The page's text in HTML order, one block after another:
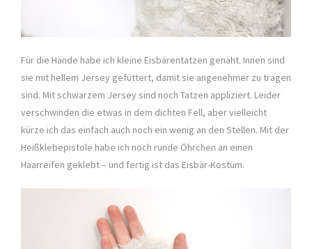
Für die Hände habe ich kleine Eisbärentatzen genäht. Innen sind
sie mit hellem Jersey gefüttert, damit sie angenehmer zu tragen
sind. Mit schwarzem Jersey sind noch Tatzen appliziert. Leider
verschwinden die etwas in dem dichten Fell, aber vielleicht
kürze ich das einfach auch noch ein wenig an den Stellen. Mit der
Heißklebepistole habe ich noch runde Öhrchen an einen
Haarreifen geklebt – und fertig ist das Eisbär-Kostüm.